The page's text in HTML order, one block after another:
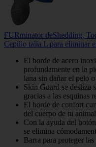
FURminator deShedding,
Cepillo talla L para eliminar
El borde de acero
profundamente en la
lana sin dañar el pelo
Skin Guard se desliza
gracias a las esquinas
El borde de confort
del cuerpo de tu animal
Con la ayuda del
se elimina
Barra para proteger